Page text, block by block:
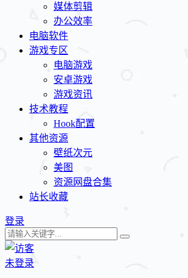
媒体剪辑
办公效率
电脑软件
游戏专区
电脑游戏
安卓游戏
游戏资讯
技术教程
Hook配置
其他资源
壁纸次元
美图
资源网盘合集
站长收藏
登录
未登录